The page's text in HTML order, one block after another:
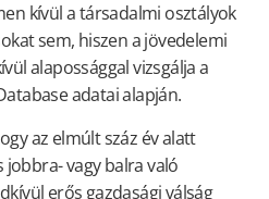
kívül a társadalmi osztályok
sem, hiszen a jövedelemi
alapossággal vizsgálja a
adatai alapján.
az elmúlt száz év alatt
jobbra- vagy balra való
erős gazdasági válság